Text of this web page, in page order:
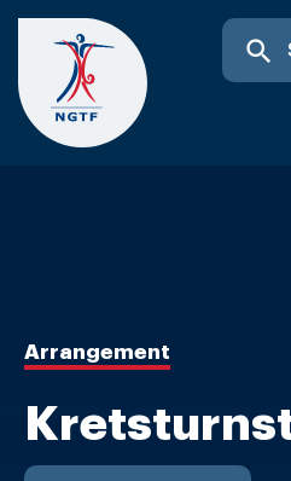
Skip
content
search
Arrangement